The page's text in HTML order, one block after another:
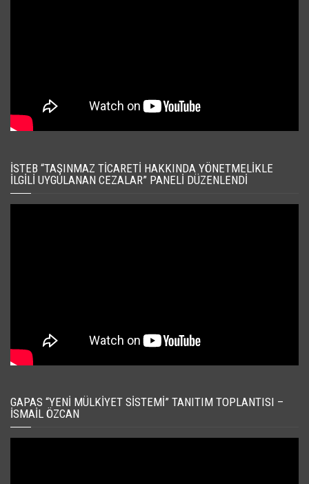
İSTEB “TAŞINMAZ TICARETI HAKKINDA YÖNETMELIKLE
İLGILI UYGULANAN CEZALAR” PANELI DÜZENLENDI
GAPAS “YENI MÜLKIYET SISTEMI” TANITIM TOPLANTISI –
İSMAIL ÖZCAN